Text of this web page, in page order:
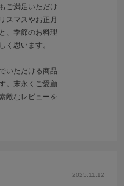
ご満足いただけ
スマスやお正月
、季節のお料理
く思います。
いただける商品
。末永くご愛顧
敵なレビューを
2025.11.12